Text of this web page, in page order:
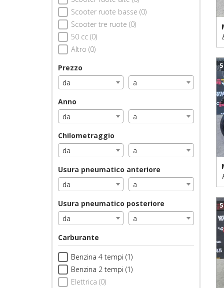
Scooter ruote basse (0)
Scooter tre ruote (0)
50 cc (0)
Altro (0)
Prezzo
da
a
Anno
da
a
Chilometraggio
da
a
Usura pneumatico anteriore
da
a
Usura pneumatico posteriore
da
a
Carburante
Benzina 4 tempi (1)
Benzina 2 tempi (1)
Elettrica (0)